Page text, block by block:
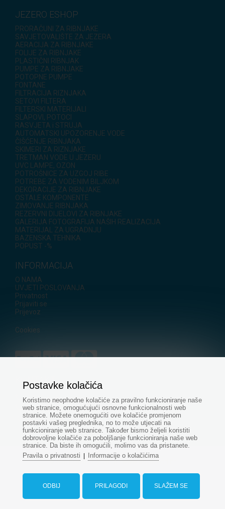
JEZERO ESHOP
PRORAČUNI ZA RIBNJAKE
SAVJETOVALIŠTE ZA JEZERA
AERACIJA ZA RIBNJAKE
FOLIJE ZA RIBNJAKE
PLASTIČNI RIBNJAK
PUMPE ZA RIBNJAKE
POTOPNE PUMPE
FONTANE
FILTRACIJA RIZNJAKA
SETOVI FILTERA
FILTERSKI MATERIJALI
SLAPOVI, POTOCI
RASVJETA i STRUJA
AUTOMATSKI UPOZORENJE VODE
ČIŠĆENJE RIBNJAKA
SKIMERI ZA RIZNJAKE
TRETMAN VODE U JEZERU
UVC LAMPE, OZON
POTROŠNICE ZA UZGOJ RIBE
POTREBE ZA VODENIM BILJKOM
DEKORACIJE ZA RIBNJAKE
OSTALE KOMPONENTE
ZIMOVANJE RIBNJAKA
REZERVNI DIJELOVI ZA RIBNJAKE
GALERIJA FOTOGRAFIJA NAŠIH REALIZACIJA
MATERIJAL ZA UGRADNJU
BAZENSKA TEHNIKA
POPUST -%
INFORMACIJA
O NAMA
UVJETI POSLOVANJA
Privatnost
Prijaviti se
Prijevoz
Cookies
KONTAKT
+421905 500 955
+421 915 696 394
servis@aquapond.sk
© Sva prava pridržana - www.aquapond.hr
Web dizajnod
Postavke kolačića
Koristimo neophodne kolačiće za pravilno funkcioniranje naše
web stranice, omogućujući osnovne funkcionalnosti web
stranice. Možete onemogućiti ove kolačiće promjenom
postavki vašeg preglednika, no to može utjecati na
funkcioniranje web stranice. Također bismo željeli koristiti
dobrovoljne kolačiće za poboljšanje funkcioniranja naše web
stranice. Da biste ih omogućili, molimo vas da pristanete.
Pravila o privatnosti
Informacije o kolačićima
SLAŽEM SE
PRILAGODI
ODBIJ